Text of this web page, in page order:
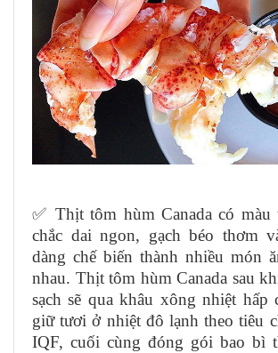
✅ Thịt tôm hùm Canada có màu
chắc dai ngon, gạch béo thơm
dàng chế biến thành nhiều món
nhau. Thịt tôm hùm Canada sau
sạch sẽ qua khâu xông nhiệt hấp
giữ tươi ở nhiệt đô lạnh theo tiêu
IQF, cuối cùng đóng gói bao bì